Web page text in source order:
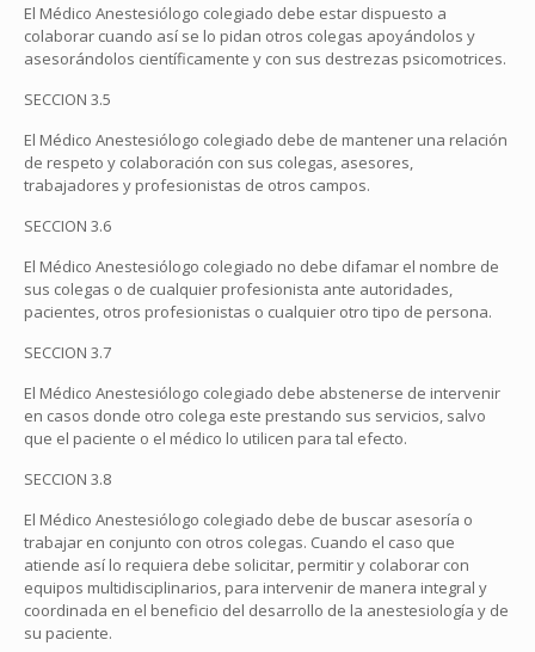
El Médico Anestesiólogo colegiado debe estar dispuesto a
colaborar cuando así se lo pidan otros colegas apoyándolos y
asesorándolos científicamente y con sus destrezas psicomotrices.
SECCION 3.5
El Médico Anestesiólogo colegiado debe de mantener una relación
de respeto y colaboración con sus colegas, asesores,
trabajadores y profesionistas de otros campos.
SECCION 3.6
El Médico Anestesiólogo colegiado no debe difamar el nombre de
sus colegas o de cualquier profesionista ante autoridades,
pacientes, otros profesionistas o cualquier otro tipo de persona.
SECCION 3.7
El Médico Anestesiólogo colegiado debe abstenerse de intervenir
en casos donde otro colega este prestando sus servicios, salvo
que el paciente o el médico lo utilicen para tal efecto.
SECCION 3.8
El Médico Anestesiólogo colegiado debe de buscar asesoría o
trabajar en conjunto con otros colegas. Cuando el caso que
atiende así lo requiera debe solicitar, permitir y colaborar con
equipos multidisciplinarios, para intervenir de manera integral y
coordinada en el beneficio del desarrollo de la anestesiología y de
su paciente.